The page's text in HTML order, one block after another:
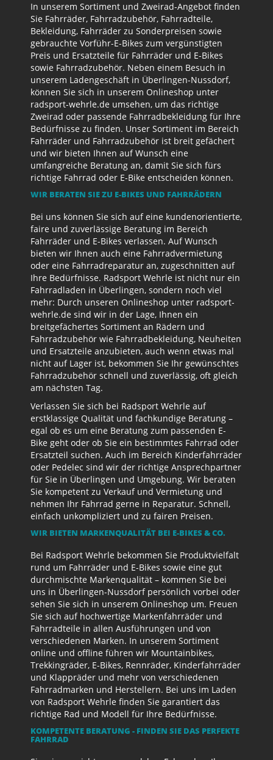
In unserem Sortiment und Zweirad-Angebot finden
Sie Fahrräder, Fahrradzubehör, Fahrradteile,
Bekleidung, Fahrräder zu Sonderpreisen sowie
gebrauchte Vorführ-E-Bikes zum vergünstigten
Preis und Ersatzteile für Fahrräder und E-Bikes
sowie Fahrradzubehör. Neben einem Besuch in
unserem Ladengeschäft in Überlingen-Nussdorf,
können Sie sich in unserem Onlineshop unter
radsport-wehrle.de umsehen, um das richtige
Zweirad oder passende Fahrradbekleidung für Ihre
Bedürfnisse zu finden. Unser Sortiment im Bereich
Fahrräder und Fahrradzubehör ist breit gefächert
und wir bieten Ihnen auf Wunsch eine
umfangreiche Beratung an, damit Sie sich fürs
richtige Fahrrad oder E-Bike entscheiden können.
WIR BERATEN SIE ZU E-BIKES UND FAHRRÄDERN
Bei uns können Sie sich auf eine kundenorientierte,
faire und zuverlässige Beratung im Bereich
Fahrräder und E-Bikes verlassen. Auf Wunsch
bieten wir Ihnen auch eine Fahrradvermietung
oder eine Fahrradreparatur an, zugeschnitten auf
Ihre Bedürfnisse. Radsport Wehrle ist nicht nur ein
Fahrradladen in Überlingen, sondern noch viel
mehr: Durch unseren Onlineshop unter radsport-
wehrle.de sind wir in der Lage, Ihnen ein
breitgefächertes Sortiment an Rädern und
Fahrradzubehör wie Fahrradbekleidung, Neuheiten
und Ersatzteile anzubieten, auch wenn etwas mal
nicht auf Lager ist, bekommen Sie Ihr gewünschtes
Fahrradzubehör schnell und zuverlässig, oft gleich
am nächsten Tag.
Verlassen Sie sich bei Radsport Wehrle auf
erstklassige Qualität und fachkundige Beratung –
egal ob es um eine Beratung zum passenden E-
Bike geht oder ob Sie ein bestimmtes Fahrrad oder
Ersatzteil suchen. Auch im Bereich Kinderfahrräder
oder Pedelec sind wir der richtige Ansprechpartner
für Sie in Überlingen und Umgebung. Wir beraten
Sie kompetent zu Verkauf und Vermietung und
nehmen Ihr Fahrrad gerne in Reparatur. Schnell,
einfach unkompliziert und zu fairen Preisen.
WIR BIETEN MARKENQUALITÄT BEI E-BIKES & CO.
Bei Radsport Wehrle bekommen Sie Produktvielfalt
rund um Fahrräder und E-Bikes sowie eine gut
durchmischte Markenqualität – kommen Sie bei
uns in Überlingen-Nussdorf persönlich vorbei oder
sehen Sie sich in unserem Onlineshop um. Freuen
Sie sich auf hochwertige Markenfahrräder und
Fahrradteile in allen Ausführungen und von
verschiedenen Marken. In unserem Sortiment
online und offline führen wir Mountainbikes,
Trekkingräder, E-Bikes, Rennräder, Kinderfahrräder
und Klappräder und mehr von verschiedenen
Fahrradmarken und Herstellern. Bei uns im Laden
von Radsport Wehrle finden Sie garantiert das
richtige Rad und Modell für Ihre Bedürfnisse.
KOMPETENTE BERATUNG - FINDEN SIE DAS PERFEKTE
FAHRRAD